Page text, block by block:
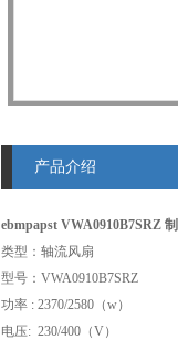
产品介绍
ebmpapst VWA0910B7SRZ
类型：轴流风扇
型号：VWA0910B7SRZ
功率 : 2370/2580（w）
电压: 230/400（V）